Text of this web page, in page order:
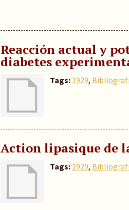
Reacción actual y
diabetes
Tags: 1929,
Action lipasique de
Tags: 1929,